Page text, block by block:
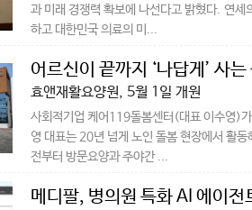
과 미래 경쟁력 확보에 나선다고 밝혔다. 연
하고 대한민국 의료의 미...
어르신이 끝까지 ‘나답게’ 사는
효앤재활요양원, 5월 1일 개원
사회적기업 케어119돌봄센터(대표 이수영)
영 대표는 20년 넘게 노인 돌봄 현장에서 활
전부터 방문요양과 주야간 ...
메디팔, 병의원 특화 AI 에이전